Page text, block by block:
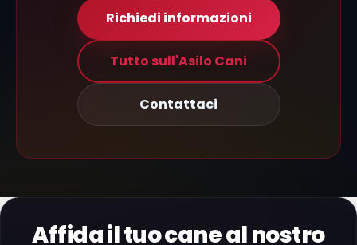
Richiedi informazioni
Tutto sull'Asilo Cani
Contattaci
Affida il tuo cane al nostro